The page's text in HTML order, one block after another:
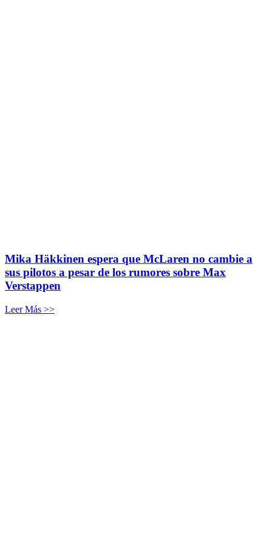
Mika Häkkinen espera que McLaren no cambie a
sus pilotos a pesar de los rumores sobre Max
Verstappen
Leer Más >>